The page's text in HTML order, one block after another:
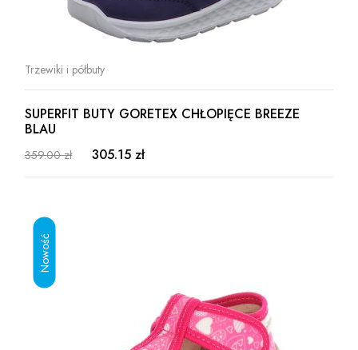
Trzewiki i półbuty
SUPERFIT BUTY GORETEX CHŁOPIĘCE BREEZE
BLAU
359.00 zł 305.15 zł